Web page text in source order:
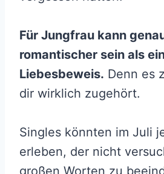
Für Jungfrau kann
romantischer sein als
Liebesbeweis. Denn es
dir wirklich zugehört.
Singles könnten im Juli
erleben, der nicht
großen Worten zu